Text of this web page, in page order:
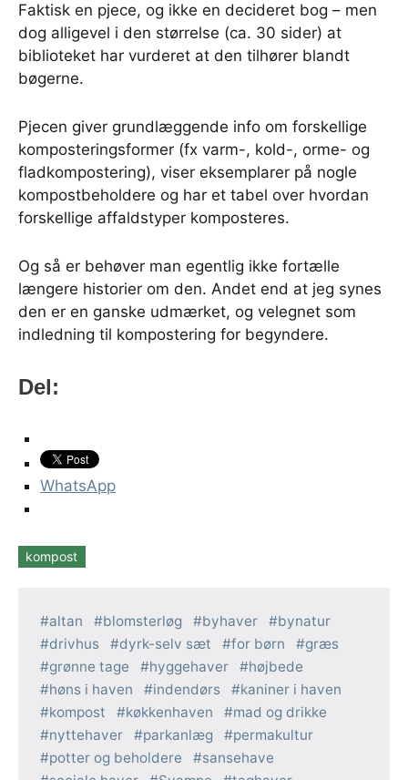
Faktisk en pjece, og ikke en decideret bog – men
dog alligevel i den størrelse (ca. 30 sider) at
biblioteket har vurderet at den tilhører blandt
bøgerne.
Pjecen giver grundlæggende info om forskellige
komposteringsformer (fx varm-, kold-, orme- og
fladkompostering), viser eksemplarer på nogle
kompostbeholdere og har et tabel over hvordan
forskellige affaldstyper komposteres.
Og så er behøver man egentlig ikke fortælle
længere historier om den. Andet end at jeg synes
den er en ganske udmærket, og velegnet som
indledning til kompostering for begyndere.
Del:
WhatsApp
Tags
kompost
altan blomsterløg byhaver
bynatur
drivhus
dyrk-selv sæt for børn
græs
grønne tage
hyggehaver
højbede
høns i haven
indendørs
kaniner i haven
kompost
køkkenhaven
mad og drikke
nyttehaver
parkanlæg
permakultur
potter og beholdere
sansehave